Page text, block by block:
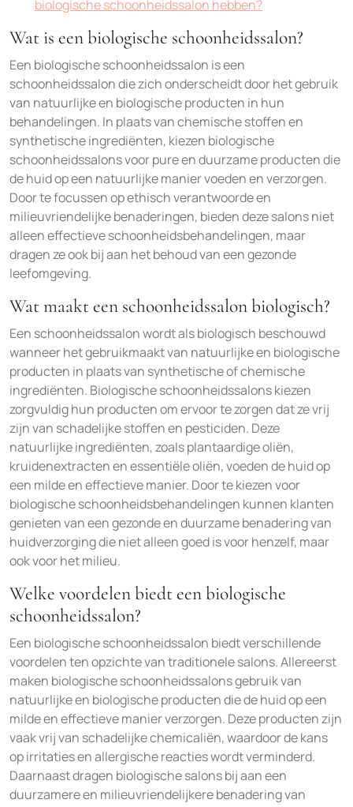
biologische schoonheidssalon hebben?
Wat is een biologische schoonheidssalon?
Een biologische schoonheidssalon is een
schoonheidssalon die zich onderscheidt door het gebruik
van natuurlijke en biologische producten in hun
behandelingen. In plaats van chemische stoffen en
synthetische ingrediënten, kiezen biologische
schoonheidssalons voor pure en duurzame producten die
de huid op een natuurlijke manier voeden en verzorgen.
Door te focussen op ethisch verantwoorde en
milieuvriendelijke benaderingen, bieden deze salons niet
alleen effectieve schoonheidsbehandelingen, maar
dragen ze ook bij aan het behoud van een gezonde
leefomgeving.
Wat maakt een schoonheidssalon biologisch?
Een schoonheidssalon wordt als biologisch beschouwd
wanneer het gebruikmaakt van natuurlijke en biologische
producten in plaats van synthetische of chemische
ingrediënten. Biologische schoonheidssalons kiezen
zorgvuldig hun producten om ervoor te zorgen dat ze vrij
zijn van schadelijke stoffen en pesticiden. Deze
natuurlijke ingrediënten, zoals plantaardige oliën,
kruidenextracten en essentiële oliën, voeden de huid op
een milde en effectieve manier. Door te kiezen voor
biologische schoonheidsbehandelingen kunnen klanten
genieten van een gezonde en duurzame benadering van
huidverzorging die niet alleen goed is voor henzelf, maar
ook voor het milieu.
Welke voordelen biedt een biologische
schoonheidssalon?
Een biologische schoonheidssalon biedt verschillende
voordelen ten opzichte van traditionele salons. Allereerst
maken biologische schoonheidssalons gebruik van
natuurlijke en biologische producten die de huid op een
milde en effectieve manier verzorgen. Deze producten zijn
vaak vrij van schadelijke chemicaliën, waardoor de kans
op irritaties en allergische reacties wordt verminderd.
Daarnaast dragen biologische salons bij aan een
duurzamere en milieuvriendelijkere benadering van